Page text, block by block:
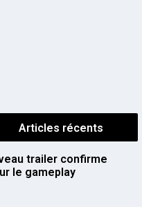
Articles récents
trailer confirme
le gameplay